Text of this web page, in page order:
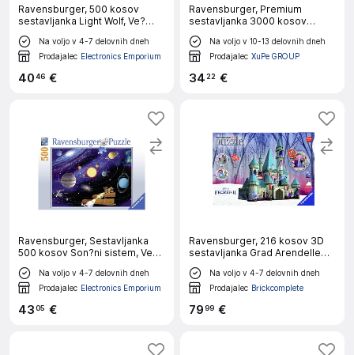
Ravensburger, 500 kosov
sestavljanka Light Wolf, Ve?
barvno
Na voljo v 4-7 delovnih dneh
Prodajalec Electronics Emporium
4046 €
Ravensburger, Premium
sestavljanka 3000 kosov
Softclick Umetniško delo „Vrt
son?nih znamenj, Ve?barvno
Na voljo v 10-13 delovnih dneh
Prodajalec XuPe GROUP
34 22 €
Ravensburger, Sestavljanka
500 kosov Son?ni sistem, Ve?
barvno
Na voljo v 4-7 delovnih dneh
Prodajalec Electronics Emporium
4305 €
Ravensburger, 216 kosov 3D
sestavljanka Grad Arendelle
Snežna kraljica 2, Ve?barvno
Na voljo v 4-7 delovnih dneh
Prodajalec Brickcomplete
7999 €